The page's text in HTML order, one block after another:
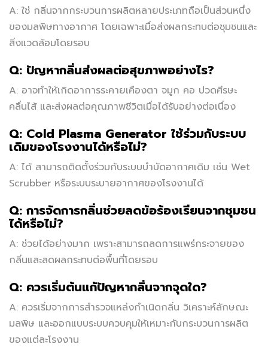
A: ใช่ กลิ่นจากกระบวนการผลิตหลายประเภทถือเป็นส่วนหนึ่ง
ของมลพิษทางอากาศ โดยเฉพาะเมื่อส่งผลกระทบต่อชุมชนและ
สิ่งแวดล้อมโดยรอบ
Q: ปัญหากลิ่นส่งผลต่อสุขภาพอย่างไร?
A: อาจทำให้เกิดอาการระคายเคืองตา จมูก คอ ปวดศีรษะ
คลื่นไส้ และส่งผลต่อคุณภาพชีวิตเมื่อได้รับอย่างต่อเนื่อง
Q: Cold Plasma Generator ใช้ร่วมกับระบบ
เดิมของโรงงานได้หรือไม่?
A: ได้ สามารถติดตั้งร่วมกับระบบบำบัดอากาศเดิม เช่น Wet
Scrubber หรือระบบระบายอากาศของโรงงานได้
Q: การจัดการกลิ่นช่วยลดข้อร้องเรียนจากชุมชน
ได้หรือไม่?
A: ช่วยได้อย่างมาก เพราะสามารถลดการแพร่กระจายของ
กลิ่นและลดผลกระทบต่อพื้นที่โดยรอบ
Q: ควรเริ่มต้นแก้ปัญหากลิ่นจากจุดใด?
A: ควรเริ่มจากการสำรวจแหล่งกำเนิดกลิ่น วิเคราะห์ลักษณะ
มลพิษ และออกแบบระบบควบคุมให้เหมาะกับกระบวนการผลิต
ของแต่ละโรงงาน